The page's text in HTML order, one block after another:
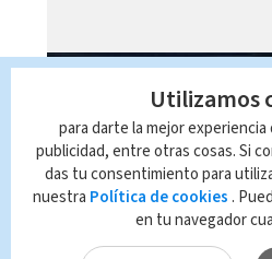
Utilizamos
para darte la mejor
publicidad, entre otras cosas. Si
das tu consentimiento para
nuestra Política de cookies .
en tu navegador